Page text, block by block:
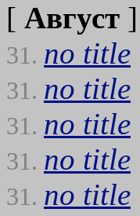
[ Август ]
31. no title
31. no title
31. no title
31. no title
31. no title